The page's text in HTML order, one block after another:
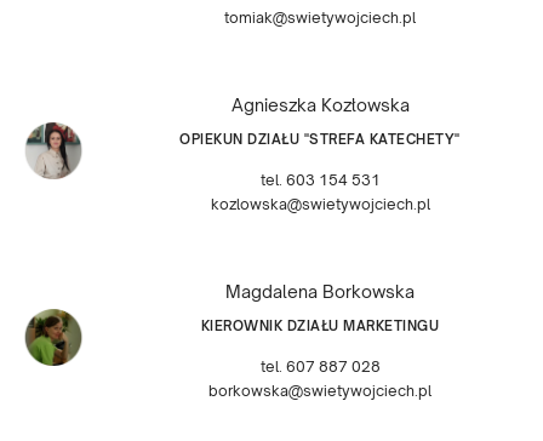
tomiak@swietywojciech.pl
Agnieszka Kozłowska
OPIEKUN DZIAŁU "STREFA KATECHETY"
tel. 603 154 531
kozlowska@swietywojciech.pl
Magdalena Borkowska
KIEROWNIK DZIAŁU MARKETINGU
tel. 607 887 028
borkowska@swietywojciech.pl